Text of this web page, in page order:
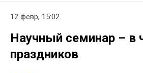
12 февр, 15:02
Научный семинар – в
праздников